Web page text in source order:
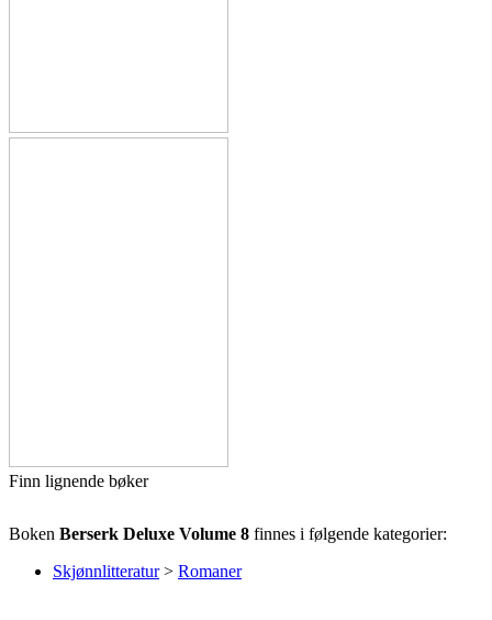
Finn lignende bøker
Boken Berserk Deluxe Volume 8 finnes i følgende kategorier:
Skjønnlitteratur > Romaner